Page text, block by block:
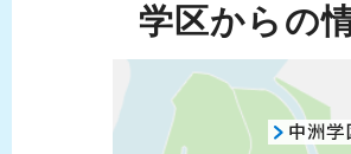
学区からの